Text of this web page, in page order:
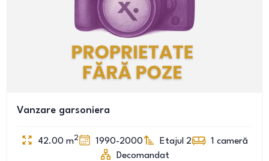
Vanzare garsoniera
42.00 m2 1990-2000 Etajul 2 1 cameră
Decomandat